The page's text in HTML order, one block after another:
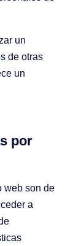
un
de otras
un
por
web son de
a